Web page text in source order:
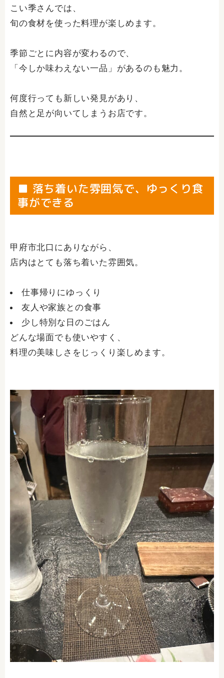
こい季さんでは、
旬の食材を使った料理が楽しめます。
季節ごとに内容が変わるので、
「今しか味わえない一品」があるのも魅力。
何度行っても新しい発見があり、
自然と足が向いてしまうお店です。
■ 落ち着いた雰囲気で、ゆっくり食
事ができる
甲府市北口にありながら、
店内はとても落ち着いた雰囲気。
仕事帰りにゆっくり
友人や家族との食事
少し特別な日のごはん
どんな場面でも使いやすく、
料理の美味しさをじっくり楽しめます。